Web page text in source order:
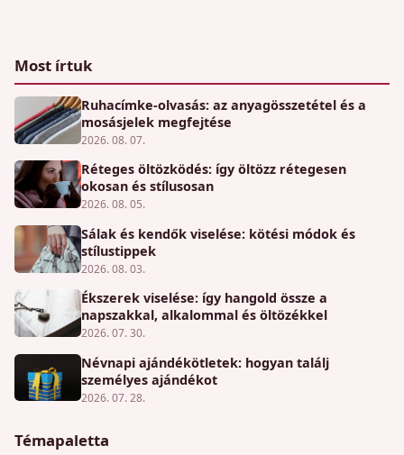
Most írtuk
Ruhacímke-olvasás: az anyagösszetétel és a
mosásjelek megfejtése
2026. 08. 07.
Réteges öltözködés: így öltözz rétegesen
okosan és stílusosan
2026. 08. 05.
Sálak és kendők viselése: kötési módok és
stílustippek
2026. 08. 03.
Ékszerek viselése: így hangold össze a
napszakkal, alkalommal és öltözékkel
2026. 07. 30.
Névnapi ajándékötletek: hogyan találj
személyes ajándékot
2026. 07. 28.
Témapaletta